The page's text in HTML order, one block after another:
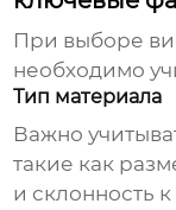
При выборе
необходимо
Тип материала
Важно
такие как
и склонность